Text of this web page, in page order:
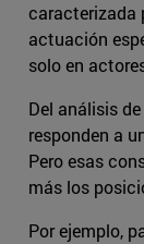
caracterizada
actuación
solo en
Del análisis
responden a
Pero esas
más los
Por ejemplo,